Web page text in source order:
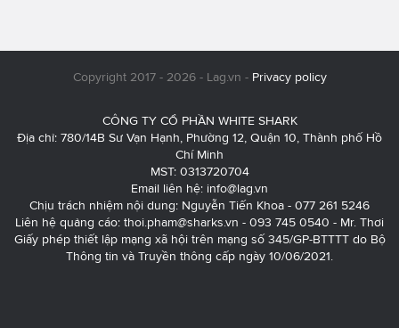
Copyright 2017 - 2026 - Lag.vn - Privacy policy
CÔNG TY CỔ PHẦN WHITE SHARK
Địa chỉ: 780/14B Sư Vạn Hạnh, Phường 12, Quận 10, Thành phố Hồ
Chí Minh
MST: 0313720704
Email liên hệ: info@lag.vn
Chịu trách nhiệm nội dung: Nguyễn Tiến Khoa - 077 261 5246
Liên hệ quảng cáo: thoi.pham@sharks.vn - 093 745 0540 - Mr. Thơi
Giấy phép thiết lập mạng xã hội trên mạng số 345/GP-BTTTT do Bộ
Thông tin và Truyền thông cấp ngày 10/06/2021.